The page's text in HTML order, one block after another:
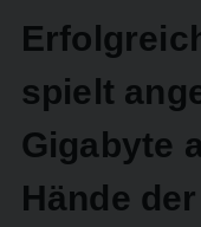
spielt
Gigabyte
Hände